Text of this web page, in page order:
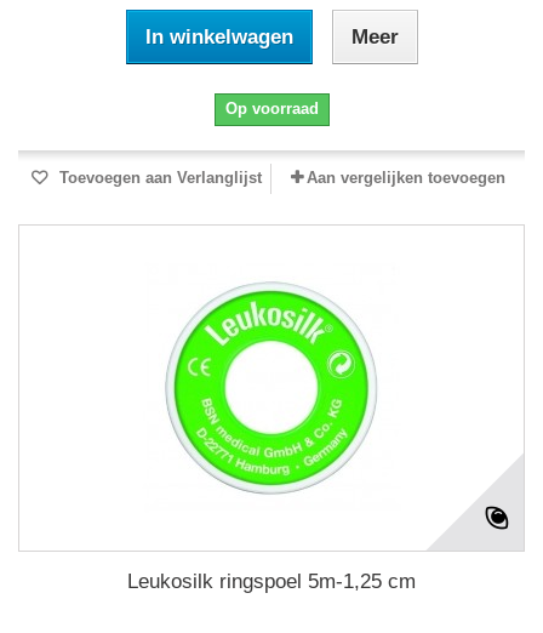
In winkelwagen Meer
Op voorraad
Toevoegen aan Verlanglijst Aan vergelijken toevoegen
Leukosilk ringspoel 5m-1,25 cm